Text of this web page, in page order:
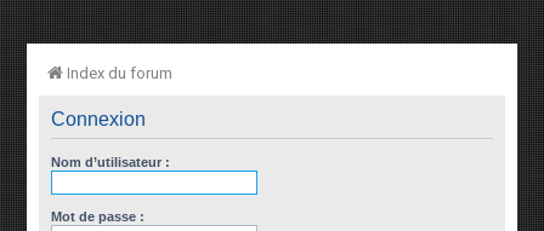
Index du forum
Connexion
Nom d’utilisateur :
Mot de passe :